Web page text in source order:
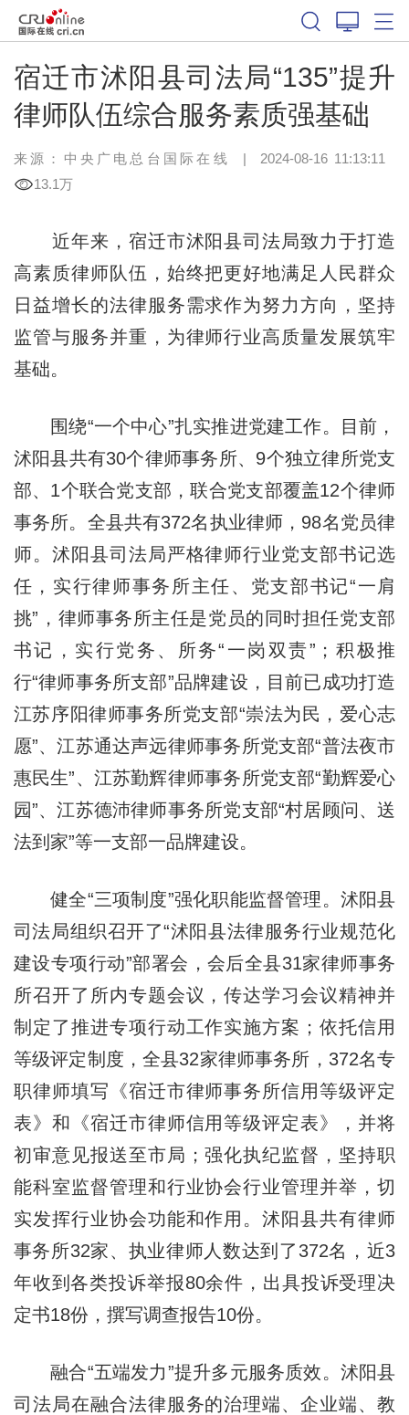
宿迁市沭阳县司法局“135”提升
律师队伍综合服务素质强基础
来源：中央广电总台国际在线 | 2024-08-16 11:13:11
13.1万
近年来，宿迁市沭阳县司法局致力于打造
高素质律师队伍，始终把更好地满足人民群众
日益增长的法律服务需求作为努力方向，坚持
监管与服务并重，为律师行业高质量发展筑牢
基础。
围绕“一个中心”扎实推进党建工作。目前，
沭阳县共有30个律师事务所、9个独立律所党支
部、1个联合党支部，联合党支部覆盖12个律师
事务所。全县共有372名执业律师，98名党员律
师。沭阳县司法局严格律师行业党支部书记选
任，实行律师事务所主任、党支部书记“一肩
挑”，律师事务所主任是党员的同时担任党支部
书记，实行党务、所务“一岗双责”；积极推
行“律师事务所支部”品牌建设，目前已成功打造
江苏序阳律师事务所党支部“崇法为民，爱心志
愿”、江苏通达声远律师事务所党支部“普法夜市
惠民生”、江苏勤辉律师事务所党支部“勤辉爱心
园”、江苏德沛律师事务所党支部“村居顾问、送
法到家”等一支部一品牌建设。
健全“三项制度”强化职能监督管理。沭阳县
司法局组织召开了“沭阳县法律服务行业规范化
建设专项行动”部署会，会后全县31家律师事务
所召开了所内专题会议，传达学习会议精神并
制定了推进专项行动工作实施方案；依托信用
等级评定制度，全县32家律师事务所，372名专
职律师填写《宿迁市律师事务所信用等级评定
表》和《宿迁市律师信用等级评定表》，并将
初审意见报送至市局；强化执纪监督，坚持职
能科室监督管理和行业协会行业管理并举，切
实发挥行业协会功能和作用。沭阳县共有律师
事务所32家、执业律师人数达到了372名，近3
年收到各类投诉举报80余件，出具投诉受理决
定书18份，撰写调查报告10份。
融合“五端发力”提升多元服务质效。沭阳县
司法局在融合法律服务的治理端、企业端、教